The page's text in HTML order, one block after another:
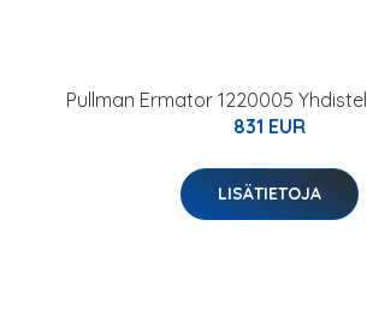
Pullman Ermator 1220005
831 EUR
LISÄTIETOJA